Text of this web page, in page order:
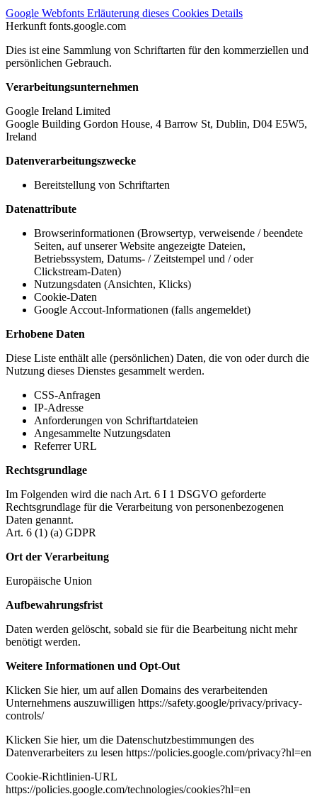
Google Webfonts Erläuterung dieses Cookies Details
Herkunft fonts.google.com
Dies ist eine Sammlung von Schriftarten für den kommerziellen und
persönlichen Gebrauch.
Verarbeitungsunternehmen
Google Ireland Limited
Google Building Gordon House, 4 Barrow St, Dublin, D04 E5W5,
Ireland
Datenverarbeitungszwecke
Bereitstellung von Schriftarten
Datenattribute
Browserinformationen (Browsertyp, verweisende / beendete
Seiten, auf unserer Website angezeigte Dateien,
Betriebssystem, Datums- / Zeitstempel und / oder
Clickstream-Daten)
Nutzungsdaten (Ansichten, Klicks)
Cookie-Daten
Google Accout-Informationen (falls angemeldet)
Erhobene Daten
Diese Liste enthält alle (persönlichen) Daten, die von oder durch die
Nutzung dieses Dienstes gesammelt werden.
CSS-Anfragen
IP-Adresse
Anforderungen von Schriftartdateien
Angesammelte Nutzungsdaten
Referrer URL
Rechtsgrundlage
Im Folgenden wird die nach Art. 6 I 1 DSGVO geforderte
Rechtsgrundlage für die Verarbeitung von personenbezogenen
Daten genannt.
Art. 6 (1) (a) GDPR
Ort der Verarbeitung
Europäische Union
Aufbewahrungsfrist
Daten werden gelöscht, sobald sie für die Bearbeitung nicht mehr
benötigt werden.
Weitere Informationen und Opt-Out
Klicken Sie hier, um auf allen Domains des verarbeitenden
Unternehmens auszuwilligen https://safety.google/privacy/privacy-
controls/
Klicken Sie hier, um die Datenschutzbestimmungen des
Datenverarbeiters zu lesen https://policies.google.com/privacy?hl=en
Cookie-Richtlinien-URL
https://policies.google.com/technologies/cookies?hl=en